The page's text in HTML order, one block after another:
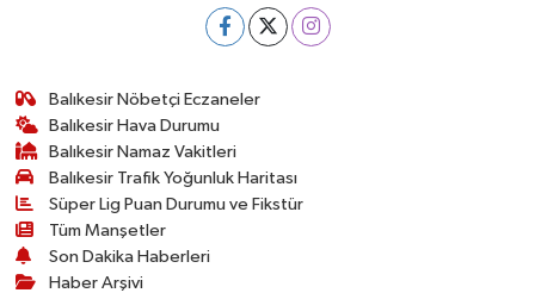
Balıkesir Nöbetçi Eczaneler
Balıkesir Hava Durumu
Balıkesir Namaz Vakitleri
Balıkesir Trafik Yoğunluk Haritası
Süper Lig Puan Durumu ve Fikstür
Tüm Manşetler
Son Dakika Haberleri
Haber Arşivi